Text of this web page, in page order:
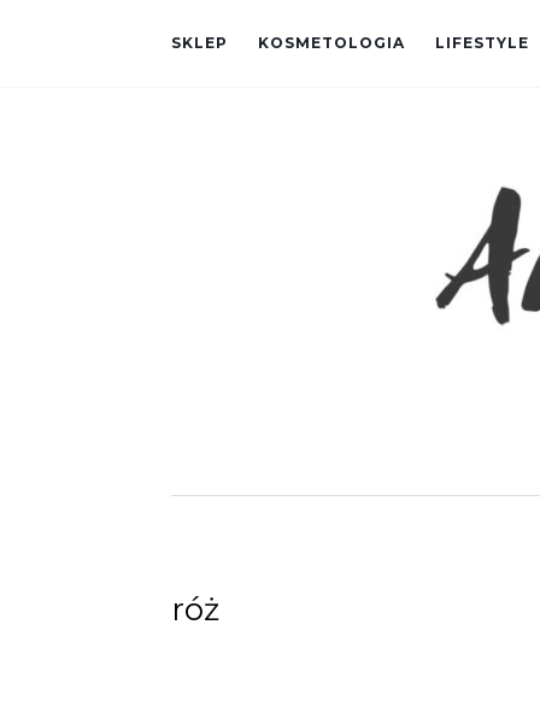
SKLEP KOSMETOLOGIA LIFESTYLE
róż